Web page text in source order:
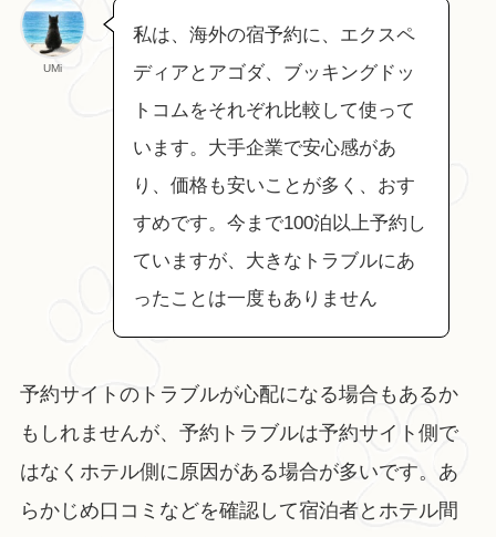
UMi
私は、海外の宿予約に、エクスペ
ディアとアゴダ、ブッキングドッ
トコムをそれぞれ比較して使って
います。大手企業で安心感があ
り、価格も安いことが多く、おす
すめです。今まで100泊以上予約し
ていますが、大きなトラブルにあ
ったことは一度もありません
予約サイトのトラブルが心配になる場合もあるか
もしれませんが、予約トラブルは予約サイト側で
はなくホテル側に原因がある場合が多いです。あ
らかじめ口コミなどを確認して宿泊者とホテル間